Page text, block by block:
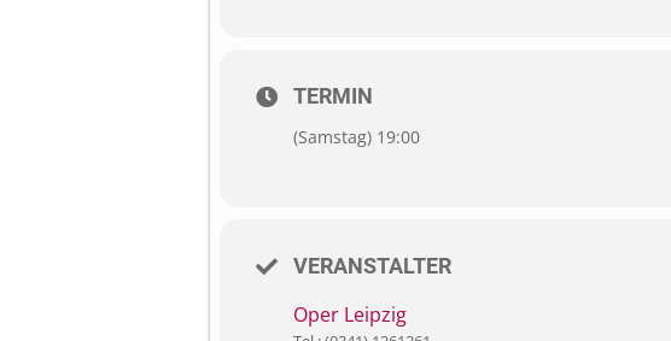
TERMIN
(Samstag) 19:00
VERANSTALTER
Oper Leipzig